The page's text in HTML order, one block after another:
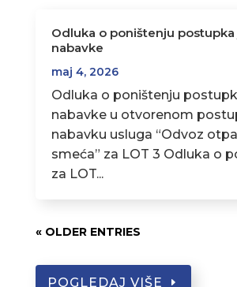
Odluka o poništenju postupka
nabavke
maj 4, 2026
Odluka o poništenju
nabavke u otvorenom
nabavku usluga “Odvoz
smeća” za LOT 3 Odluka o
za LOT...
« OLDER ENTRIES
POGLEDAJ VIŠE